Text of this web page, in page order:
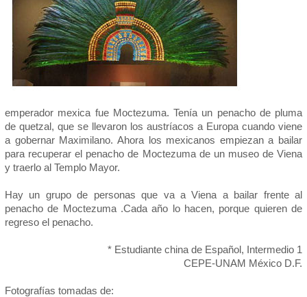
emperador mexica fue Moctezuma. Tenía un penacho de pluma
de quetzal, que se llevaron los austríacos a Europa cuando viene
a gobernar Maximilano. Ahora los mexicanos empiezan a bailar
para recuperar el penacho de Moctezuma de un museo de Viena
y traerlo al Templo Mayor.
Hay un grupo de personas que va a Viena a bailar frente al
penacho de Moctezuma .Cada año lo hacen, porque quieren de
regreso el penacho.
* Estudiante china de Español, Intermedio 1
CEPE-UNAM México D.F.
Fotografías tomadas de: